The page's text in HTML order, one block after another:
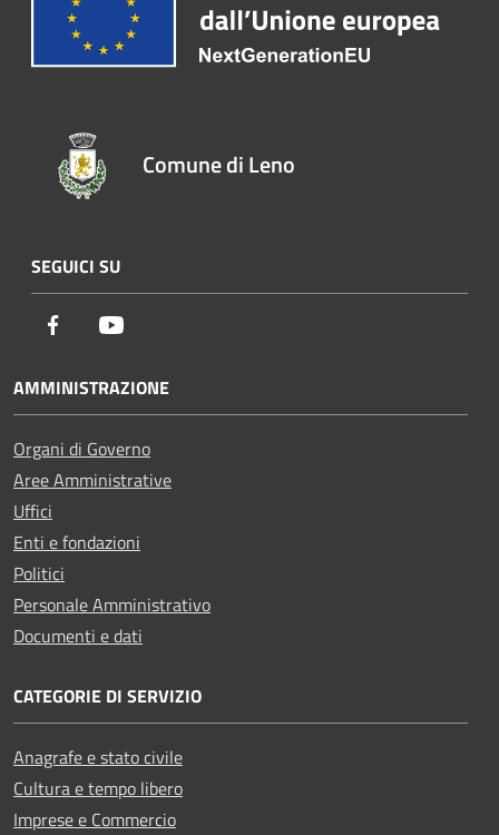
Comune di Leno
SEGUICI SU
Facebook
AMMINISTRAZIONE
Organi di Governo
Aree Amministrative
Uffici
Enti e fondazioni
Politici
Personale Amministrativo
Documenti e dati
CATEGORIE DI SERVIZIO
Anagrafe e stato civile
Cultura e tempo libero
Imprese e Commercio